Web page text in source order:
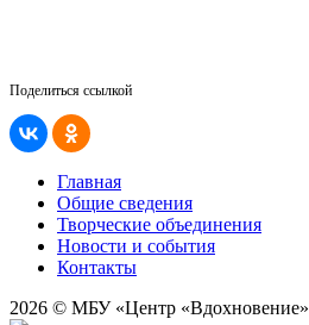
Поделиться ссылкой
Главная
Общие сведения
Творческие объединения
Новости и события
Контакты
2026 © МБУ «Центр «Вдохновение»